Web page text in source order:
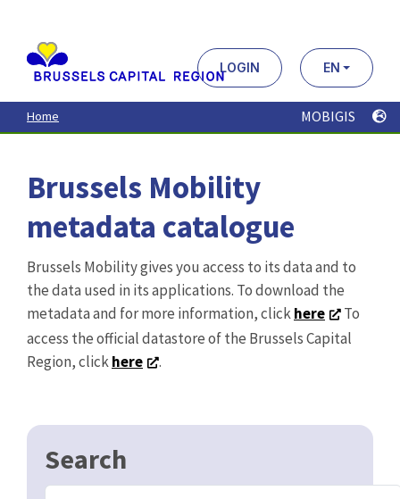
contenu
principal
LOGIN EN
Home MOBIGIS
Brussels Mobility
metadata catalogue
Brussels Mobility gives you access to its data and to
the data used in its applications. To download the
metadata and for more information, clickhere
To
access the official datastore of the Brussels Capital
Region, clickhere .
Search